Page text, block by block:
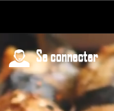
Se connecter